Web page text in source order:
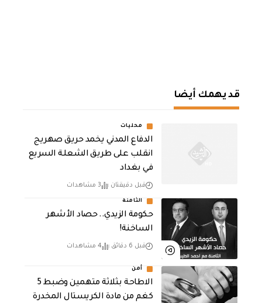
قد يهمك أيضا
محليات
الدفاع المدني يخمد حريق صهريج
انقلب على طريق الشعلة السريع
في بغداد
قبل دقيقتان 3 مشاهدات
الثامنة
حكومة الزيدي.. حصاد الأشهر
الساخنة!
قبل 6 دقائق 4 مشاهدات
أمن
الاطاحة بثلاثة متهمين وضبط 5
كغم من مادة الكريستال المخدرة ​